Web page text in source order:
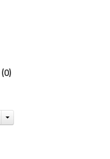
(0)